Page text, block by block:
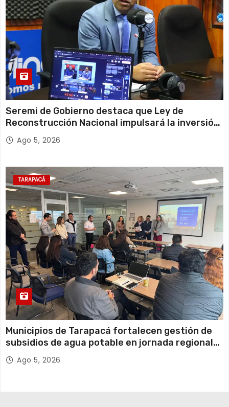
Seremi de Gobierno destaca que Ley de
Reconstrucción Nacional impulsará la inversión
y el empleo en Tarapacá
Ago 5, 2026
TARAPACÁ
Municipios de Tarapacá fortalecen gestión de
subsidios de agua potable en jornada regional
organizada por Aguas del Altiplano y ANDESS
Ago 5, 2026